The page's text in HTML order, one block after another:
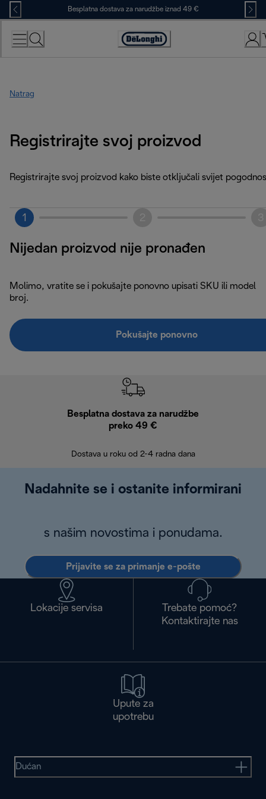
Skip
to
Content
Besplatna dostava za narudžbe iznad 49 €
Accessibility
Natrag
Registrirajte svoj proizvod
Registrirajte svoj proizvod kako biste otključali svijet
1
Nijedan proizvod nije pronađen
Molimo, vratite se i pokušajte ponovno upisati SKU ili model
broj.
Pokušajte ponovno
Besplatna dostava za narudžbe
preko 49 €
Dostava u roku od 2-4 radna dana
Nadahnite se i ostanite informirani
s našim novostima i ponudama.
Prijavite se za primanje e-pošte
Lokacije servisa
Trebate pomoć?
Kontaktirajte nas
Upute za
upotrebu
Dućan